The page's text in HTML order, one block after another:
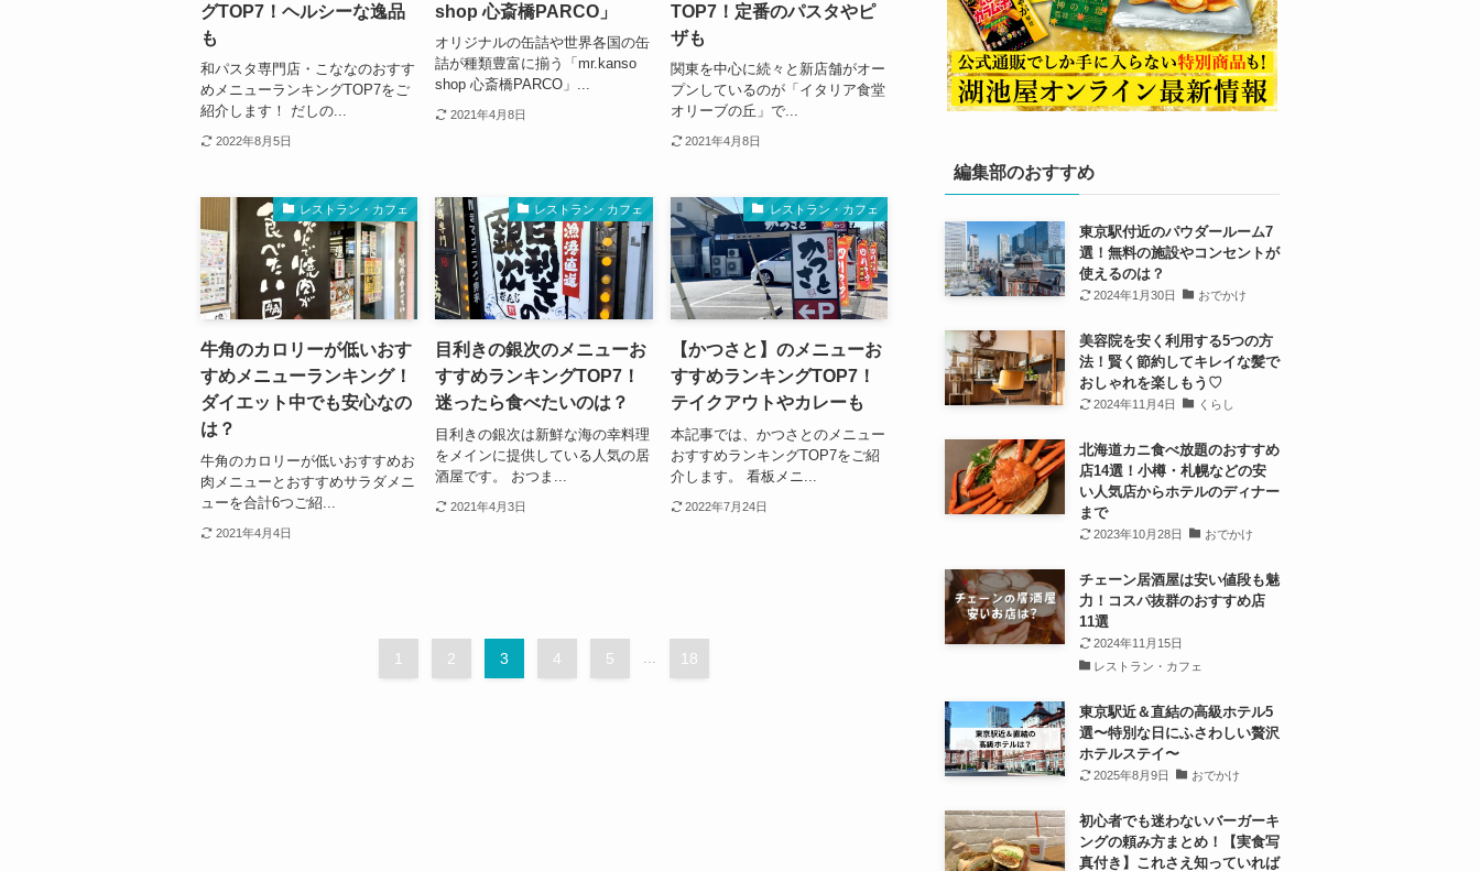
グTOP7！ヘルシーな逸品
も
和パスタ専門店・こななのおすす
めメニューランキングTOP7をご
紹介します！ だしの...
2022年8月5日
shop 心斎橋PARCO」
オリジナルの缶詰や世界各国の缶
詰が種類豊富に揃う「mr.kanso
shop 心斎橋PARCO」...
2021年4月8日
TOP7！定番のパスタやピ
ザも
関東を中心に続々と新店舗がオー
プンしているのが「イタリア食堂
オリーブの丘」で...
2021年4月8日
レストラン・カフェ
牛角のカロリーが低いおす
すめメニューランキング！
ダイエット中でも安心なの
は？
牛角のカロリーが低いおすすめお
肉メニューとおすすめサラダメニ
ューを合計6つご紹...
2021年4月4日
レストラン・カフェ
目利きの銀次のメニューお
すすめランキングTOP7！
迷ったら食べたいのは？
目利きの銀次は新鮮な海の幸料理
をメインに提供している人気の居
酒屋です。 おつま...
2021年4月3日
レストラン・カフェ
【かつさと】のメニューお
すすめランキングTOP7！
テイクアウトやカレーも
本記事では、かつさとのメニュー
おすすめランキングTOP7をご紹
介します。 看板メニ...
2022年7月24日
1 2 3 4 5 ... 18
編集部のおすすめ
東京駅付近のパウダールーム7
選！無料の施設やコンセントが
使えるのは？
2024年1月30日 おでかけ
美容院を安く利用する5つの方
法！賢く節約してキレイな髪で
おしゃれを楽しもう♡
2024年11月4日 くらし
北海道カニ食べ放題のおすすめ
店14選！小樽・札幌などの安
い人気店からホテルのディナー
まで
2023年10月28日 おでかけ
チェーン居酒屋は安い値段も魅
力！コスパ抜群のおすすめ店
11選
2024年11月15日
レストラン・カフェ
東京駅近＆直結の高級ホテル5
選〜特別な日にふさわしい贅沢
ホテルステイ〜
2025年8月9日 おでかけ
初心者でも迷わないバーガーキ
ングの頼み方まとめ！【実食写
真付き】これさえ知っていれば